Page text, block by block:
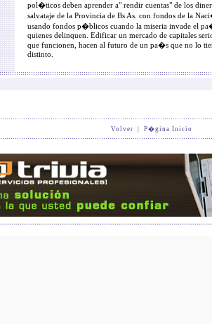
pol�ticos deben aprender a" rendir cuentas" de los
salvataje de la Provincia de Bs As. con fondos de la
usando fondos p�blicos cuando la miseria invade el
quienes delinquen. Edificar un mercado de capitales
que funcionen, hacen al futuro de un pa�s que no lo
distinto.
Volver P�gina Inicio